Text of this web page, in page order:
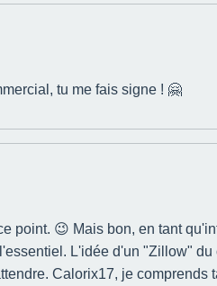
tu me fais signe ! 🤗
😉 Mais bon, en tant
L'idée d'un "Zillow"
Calorix17, je